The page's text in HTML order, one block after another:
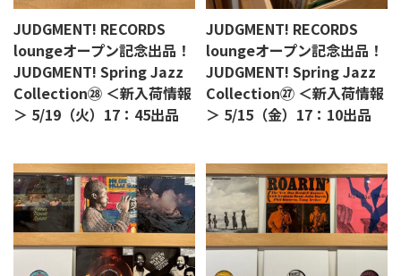
JUDGMENT! RECORDS
loungeオープン記念出品！
JUDGMENT! Spring Jazz
Collection㉘ ＜新入荷情報
＞ 5/19（火）17：45出品
JUDGMENT! RECORDS
loungeオープン記念出品！
JUDGMENT! Spring Jazz
Collection㉗ ＜新入荷情報
＞ 5/15（金）17：10出品